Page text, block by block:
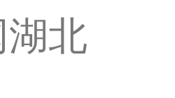
北